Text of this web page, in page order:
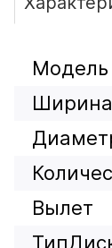
Модель
Вылет